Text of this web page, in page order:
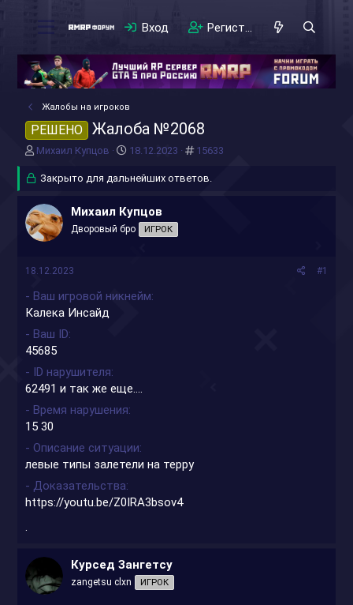
Вход Регистрация
Жалобы на игроков
РЕШЕНО Жалоба №2068
А
т
р
т
е
Михаил Купцов
Д
т
н
а
ч
18.12.2023 #15633
Закрыто для дальнейших ответов.
Михаил Купцов
Дворовый бро ИГРОК
18.12.2023 #1
- Ваш игровой никнейм
Калека Инсайд
- Ваш ID
45685
- ID нарушителя
62491 и так же еще....
- Время нарушения
15 30
- Описание ситуации
левые типы залетели на терру
- Доказательства
https://youtu.be/Z0IRA3bsov4
.
Курсед Зангетсу
zangetsu clxn ИГРОК